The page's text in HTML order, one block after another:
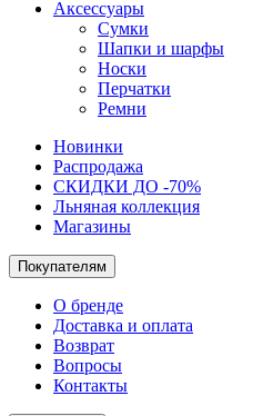
Аксессуары
Сумки
Шапки и шарфы
Носки
Перчатки
Ремни
Новинки
Распродажа
СКИДКИ ДО -70%
Льняная коллекция
Магазины
Покупателям
О бренде
Доставка и оплата
Возврат
Вопросы
Контакты